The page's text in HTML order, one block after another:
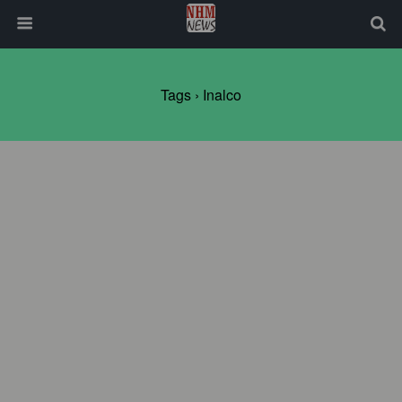
Tags › Inalco